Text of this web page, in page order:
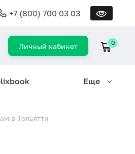
+7 (800) 700 03 03
Личный кабинет 0
Еще
в Тольятти